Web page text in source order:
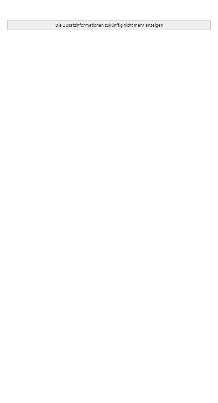
Die Zusatzinformationen zukünftig nicht mehr anzeigen